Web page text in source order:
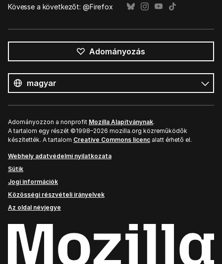
Kövesse a következőt: @Firefox
Adományozás
nyelv
Nyelv
Adományozzon a nonprofit Mozilla Alapítványnak.
A tartalom egy részét ©1998–2026 mozilla.org közreműködők
készítették. A tartalom Creative Commons licenc alatt érhető el.
Webhely adatvédelmi nyilatkozata
Sütik
Jogi információk
Közösségi részvételi irányelvek
Az oldal névjegye